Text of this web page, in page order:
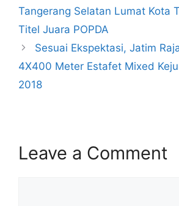
Tangerang Selatan Lumat Kota
Titel Juara POPDA
Sesuai Ekspektasi, Jatim
4X400 Meter Estafet Mixed
2018
Leave a Comment